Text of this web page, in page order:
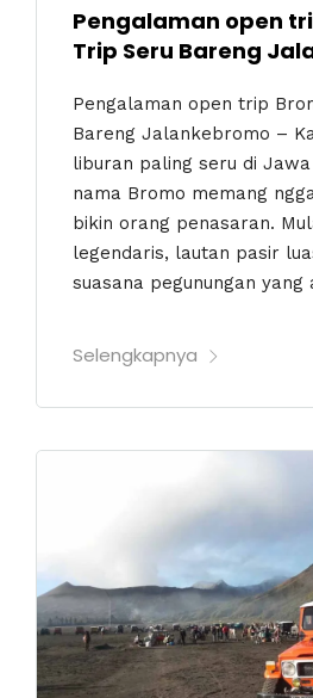
Pengalaman open
Trip Seru Bareng
Pengalaman open trip
Bareng Jalankebromo –
liburan paling seru di
nama Bromo memang
bikin orang penasaran.
legendaris, lautan pasir
suasana pegunungan
Selengkapnya